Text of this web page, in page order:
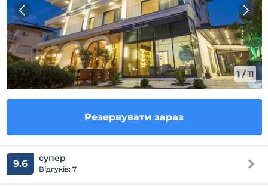
1/11
Резервувати зараз
9.6 супер
Відгуків: 7